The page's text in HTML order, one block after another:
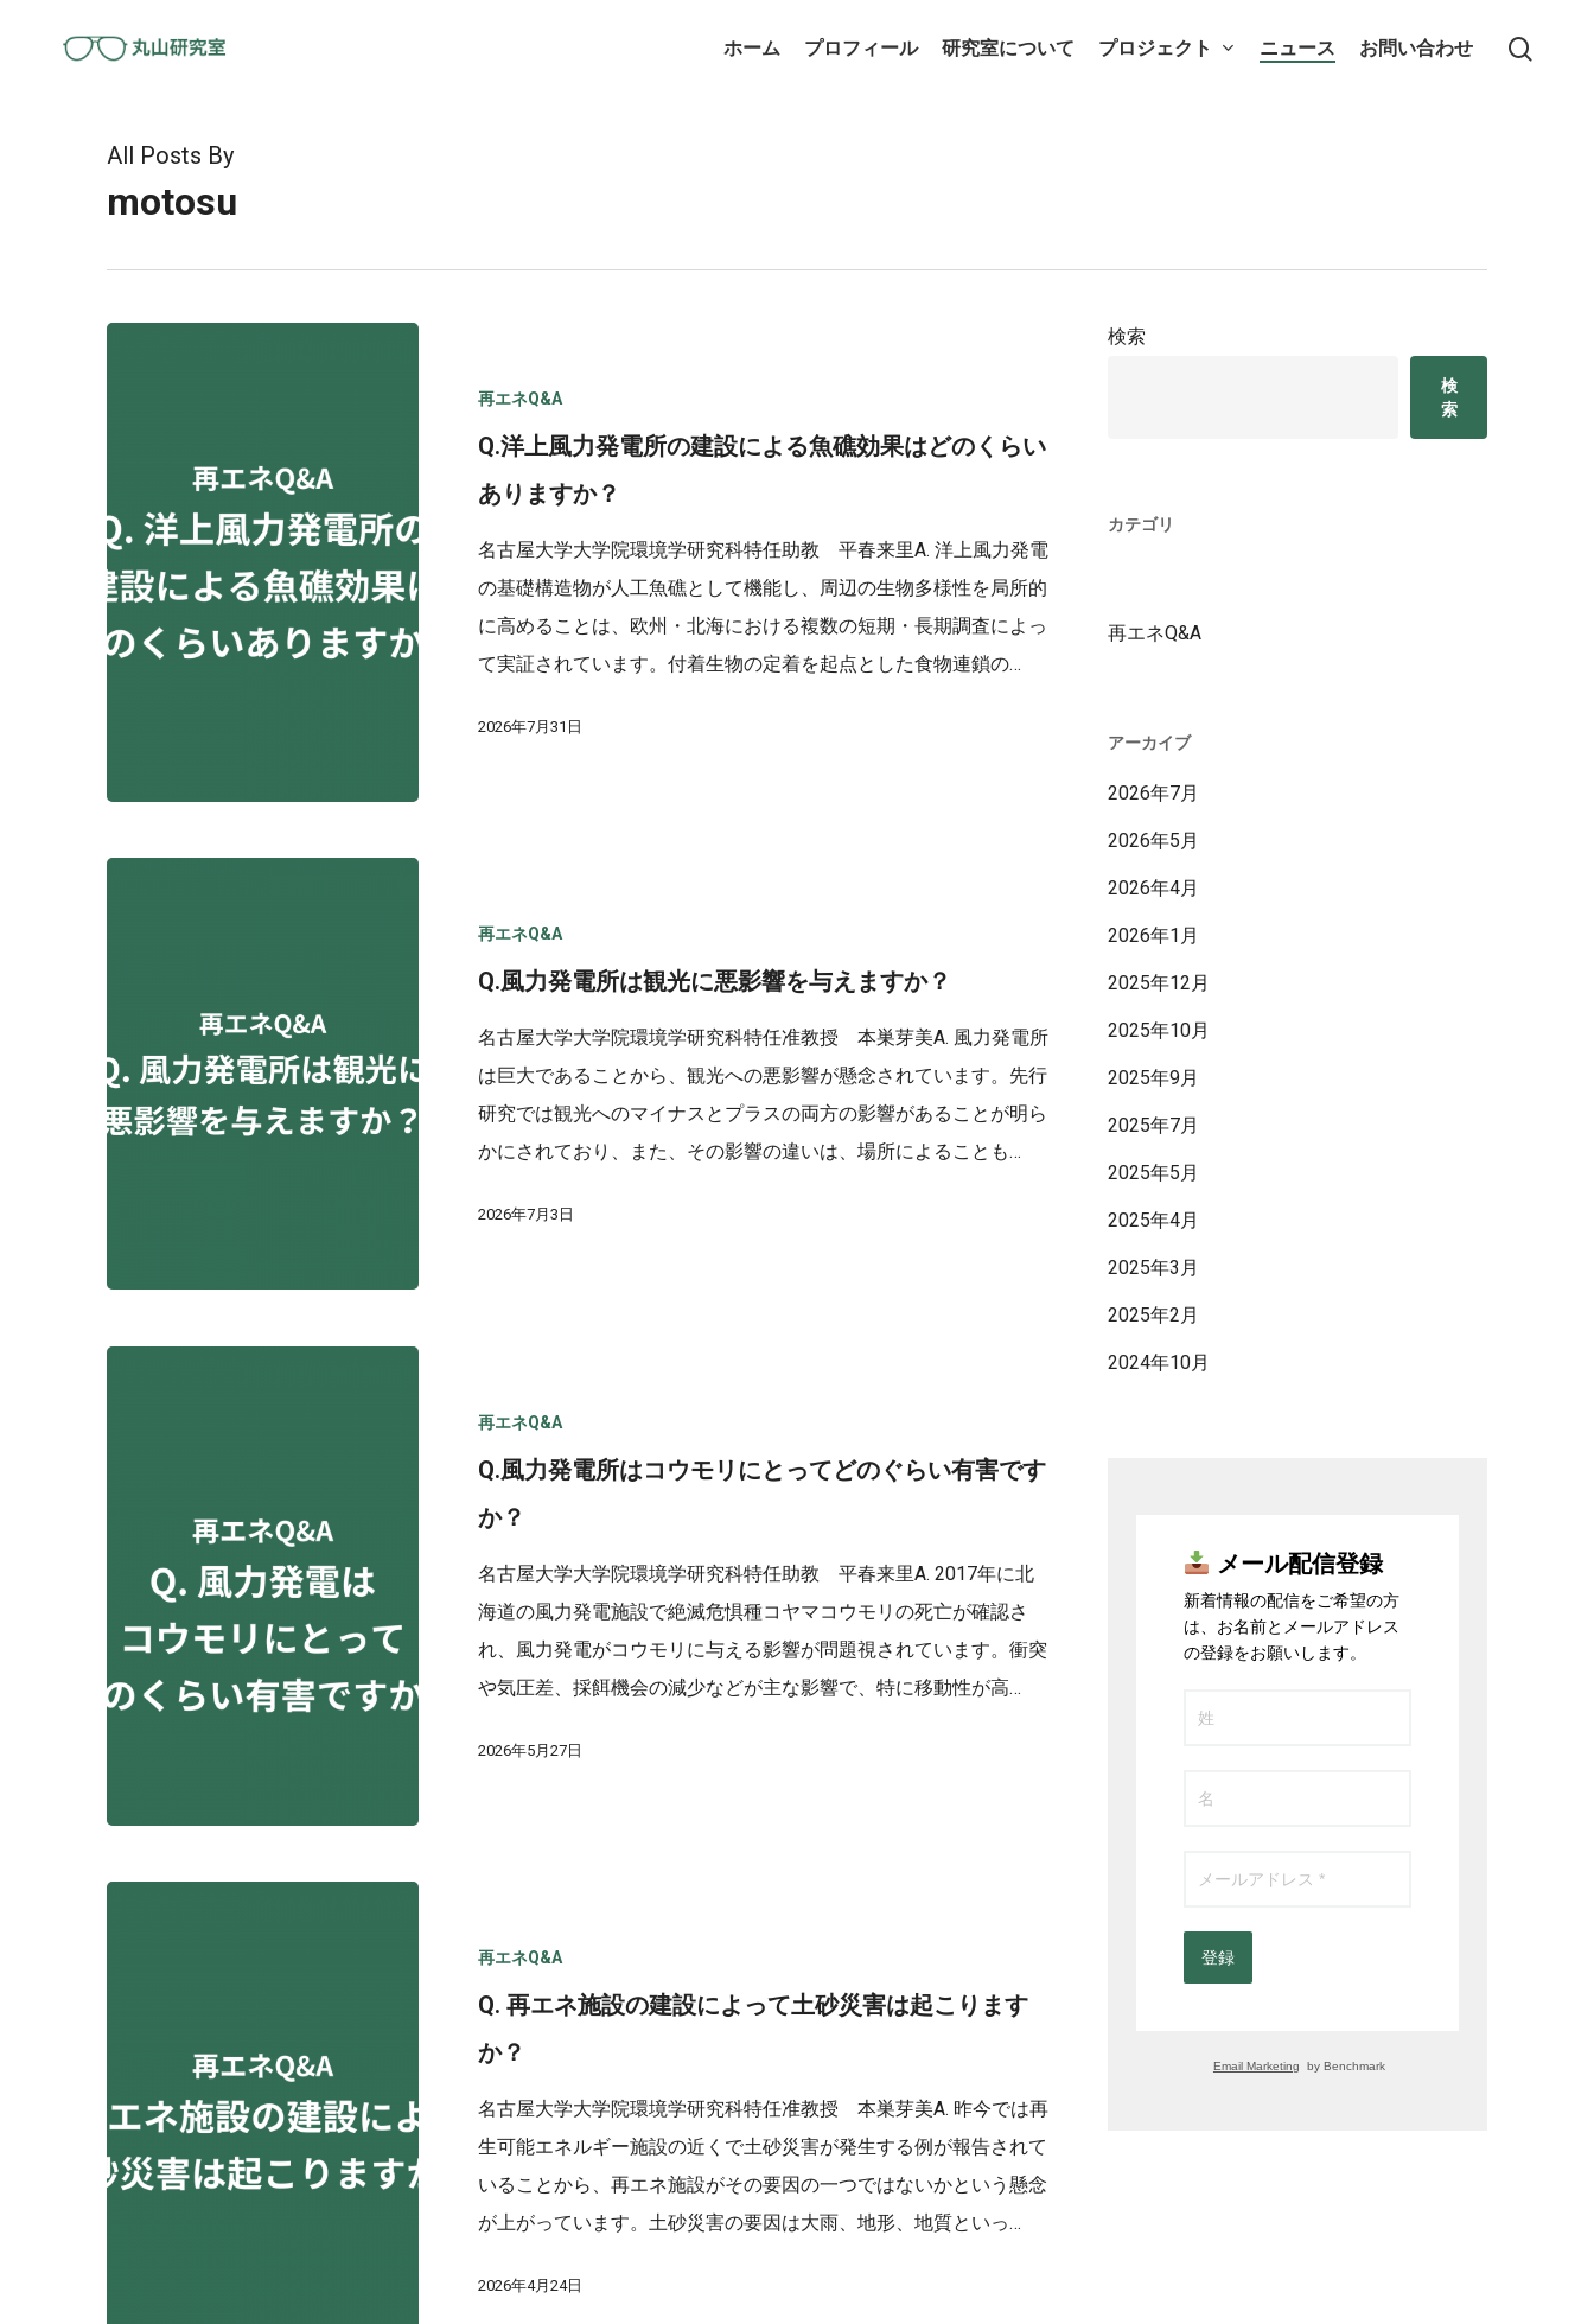
ホーム プロフィール 研究室について プロジェクト ニュース お問い合わせ
All Posts By
motosu
再エネQ&A
Q.洋上風力発電所の建設による魚礁効果はどのくらい
ありますか？
名古屋大学大学院環境学研究科特任助教 平春来里A. 洋上風力発電
の基礎構造物が人工魚礁として機能し、周辺の生物多様性を局所的
に高めることは、欧州・北海における複数の短期・長期調査によっ
て実証されています。付着生物の定着を起点とした食物連鎖の…
2026年7月31日
再エネQ&A
Q.風力発電所は観光に悪影響を与えますか？
名古屋大学大学院環境学研究科特任准教授 本巣芽美A. 風力発電所
は巨大であることから、観光への悪影響が懸念されています。先行
研究では観光へのマイナスとプラスの両方の影響があることが明ら
かにされており、また、その影響の違いは、場所によることも…
2026年7月3日
再エネQ&A
Q.風力発電所はコウモリにとってどのぐらい有害です
か？
名古屋大学大学院環境学研究科特任助教 平春来里A. 2017年に北
海道の風力発電施設で絶滅危惧種コヤマコウモリの死亡が確認さ
れ、風力発電がコウモリに与える影響が問題視されています。衝突
や気圧差、採餌機会の減少などが主な影響で、特に移動性が高…
2026年5月27日
再エネQ&A
Q. 再エネ施設の建設によって土砂災害は起こります
か？
名古屋大学大学院環境学研究科特任准教授 本巣芽美A. 昨今では再
生可能エネルギー施設の近くで土砂災害が発生する例が報告されて
いることから、再エネ施設がその要因の一つではないかという懸念
が上がっています。土砂災害の要因は大雨、地形、地質といっ…
2026年4月24日
検索
検
索
カテゴリ
再エネQ&A
アーカイブ
2026年7月
2026年5月
2026年4月
2026年1月
2025年12月
2025年10月
2025年9月
2025年7月
2025年5月
2025年4月
2025年3月
2025年2月
2024年10月
メール配信登録
新着情報の配信をご希望の方
は、お名前とメールアドレス
の登録をお願いします。
登録
Email Marketing by Benchmark